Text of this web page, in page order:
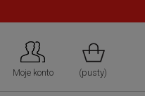
Moje konto (pusty)